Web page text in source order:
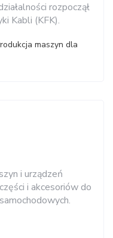
rozpoczął
Kabli (KFK).
maszyn dla
i urządzeń
i akcesoriów do